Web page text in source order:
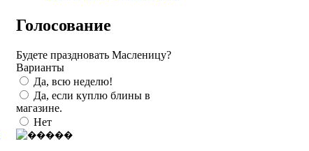
Голосование
Будете праздновать Масленицу?
Варианты
Да, всю неделю!
Да, если куплю блины в
магазине.
Нет